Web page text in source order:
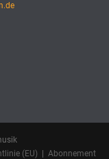
(EU) Abonnement